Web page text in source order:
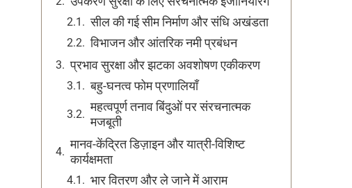
सील की गई सीम निर्माण और संधि अखंडता
विभाजन और आंतरिक नमी प्रबंधन
प्रभाव सुरक्षा और झटका अवशोषण एकीकरण
बहु-घनत्व फोम प्रणालियाँ
महत्वपूर्ण तनाव बिंदुओं पर संरचनात्मक
मजबूती
मानव-केंद्रित डिज़ाइन और यात्री-विशिष्ट
कार्यक्षमता
भार वितरण और ले जाने में आराम